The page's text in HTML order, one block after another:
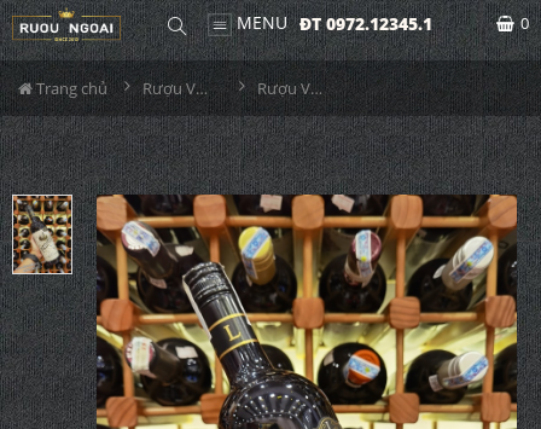
MENU ĐT 0972.12345.1 0
Trang chủ Rượu Vang Rượu Vang Lindeman's Gentleman's Collection No5 Shiraz